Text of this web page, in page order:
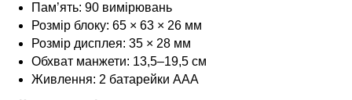
Пам’ять: 90 вимірювань
Розмір блоку: 65 × 63 × 26 мм
Розмір дисплея: 35 × 28 мм
Обхват манжети: 13,5–19,5 см
Живлення: 2 батарейки AAA